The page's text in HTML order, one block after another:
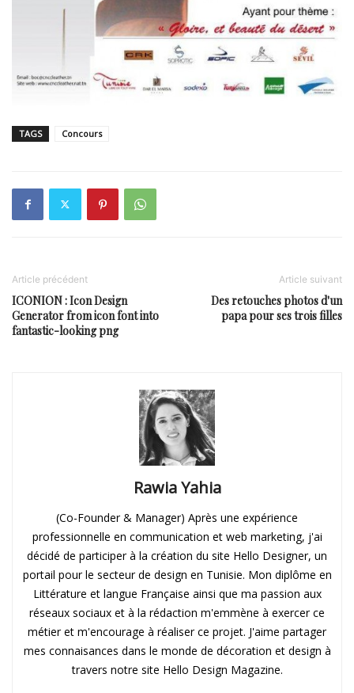
TAGS Concours
Article précédent
ICONION : Icon Design
Generator from icon font into
fantastic-looking png
Article suivant
Des retouches photos d'un
papa pour ses trois filles
Rawia Yahia
(Co-Founder & Manager) Après une expérience
professionnelle en communication et web marketing, j'ai
décidé de participer à la création du site Hello Designer, un
portail pour le secteur de design en Tunisie. Mon diplôme en
Littérature et langue Française ainsi que ma passion aux
réseaux sociaux et à la rédaction m'emmène à exercer ce
métier et m'encourage à réaliser ce projet. J'aime partager
mes connaisances dans le monde de décoration et design à
travers notre site Hello Design Magazine.